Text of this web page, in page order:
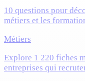
10 questions pour
métiers et les
Métiers
Explore 1 220 fiches
entreprises qui